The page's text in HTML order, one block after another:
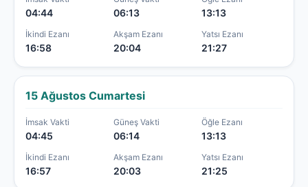
04:44 06:13 13:13
İkindi Ezanı
16:58
Akşam Ezanı
20:04
Yatsı Ezanı
21:27
15 Ağustos Cumartesi
İmsak Vakti
04:45
Güneş Vakti
06:14
Öğle Ezanı
13:13
İkindi Ezanı
16:57
Akşam Ezanı
20:03
Yatsı Ezanı
21:25